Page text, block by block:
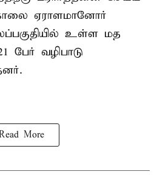
ஏராளமானோர்
உள்ள மத
பேர் வழிபாடு
More